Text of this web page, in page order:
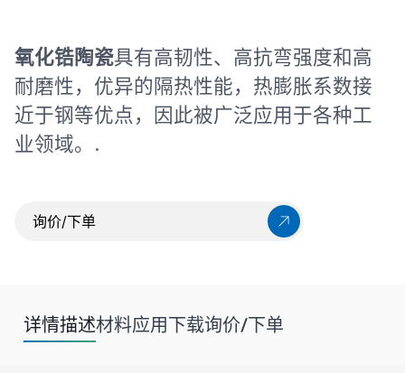
氧化锆陶瓷具有高韧性、高抗弯强度和高
耐磨性，优异的隔热性能，热膨胀系数接
近于钢等优点，因此被广泛应用于各种工
业领域。.
询价/下单
详情描述材料应用下载询价/下单